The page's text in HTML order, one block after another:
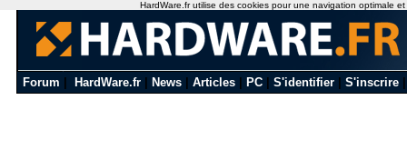
Forum HardWare.fr News Articles PC S'identifier S'inscrire
HardWare.fr utilise des cookies pour une navigation optimale